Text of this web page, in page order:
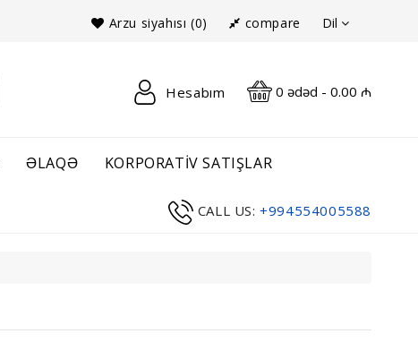
Arzu siyahısı (0) compare Dil
Hesabım 0 ədəd - 0.00 ₼
ƏLAQƏ KORPORATIV SATIŞLAR
CALL US: +994554005588